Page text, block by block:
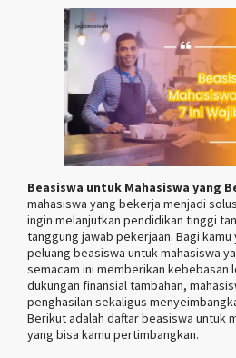
Beasiswa untuk Mahasiswa yang
mahasiswa yang bekerja menjadi
ingin melanjutkan pendidikan tinggi
tanggung jawab pekerjaan. Bagi
peluang beasiswa untuk mahasiswa
semacam ini memberikan kebebasan
dukungan finansial tambahan,
penghasilan sekaligus
Berikut adalah daftar beasiswa untuk
yang bisa kamu pertimbangkan.